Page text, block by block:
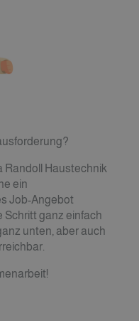
Randoll Haustechnik
ein
Job-Angebot
Schritt ganz einfach
unten, aber auch